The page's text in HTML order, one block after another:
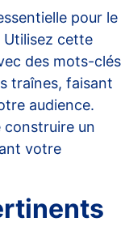
pour le
cette
des mots-clés
traînes, faisant
audience.
un
votre